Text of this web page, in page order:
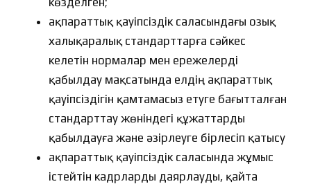
ақпараттық қауіпсіздік саласындағы озық
халықаралық стандарттарға сәйкес
келетін нормалар мен ережелерді
қабылдау мақсатында елдің ақпараттық
қауіпсіздігін қамтамасыз етуге бағытталған
стандарттау жөніндегі құжаттарды
қабылдауға және әзірлеуге бірлесіп қатысу
ақпараттық қауіпсіздік саласында жұмыс
істейтін кадрларды даярлауды, қайта